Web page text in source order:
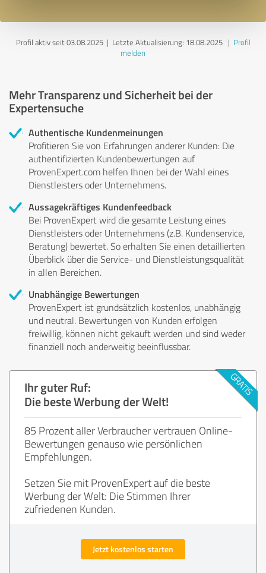
Profil aktiv seit 03.08.2025 | Letzte Aktualisierung: 18.08.2025| Profil
melden
Mehr Transparenz und Sicherheit bei der
Expertensuche
Authentische Kundenmeinungen
Profitieren Sie von Erfahrungen anderer Kunden: Die
authentifizierten Kundenbewertungen auf
ProvenExpert.com helfen Ihnen bei der Wahl eines
Dienstleisters oder Unternehmens.
Aussagekräftiges Kundenfeedback
Bei ProvenExpert wird die gesamte Leistung eines
Dienstleisters oder Unternehmens (z.B. Kundenservice,
Beratung) bewertet. So erhalten Sie einen detaillierten
Überblick über die Service- und Dienstleistungsqualität
in allen Bereichen.
Unabhängige Bewertungen
ProvenExpert ist grundsätzlich kostenlos, unabhängig
und neutral. Bewertungen von Kunden erfolgen
freiwillig, können nicht gekauft werden und sind weder
finanziell noch anderweitig beeinflussbar.
Ihr guter Ruf:
Die beste Werbung der Welt!
85 Prozent aller Verbraucher vertrauen Online-
Bewertungen genauso wie persönlichen
Empfehlungen.
Setzen Sie mit ProvenExpert auf die beste
Werbung der Welt: Die Stimmen Ihrer
zufriedenen Kunden.
Jetzt kostenlos starten